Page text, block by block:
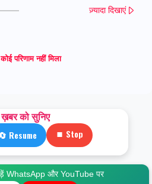
ज़्यादा दिखाएं
कोई परिणाम नहीं मिला
को सुनिए
Resume ⏹ Stop
WhatsApp और YouTube पर